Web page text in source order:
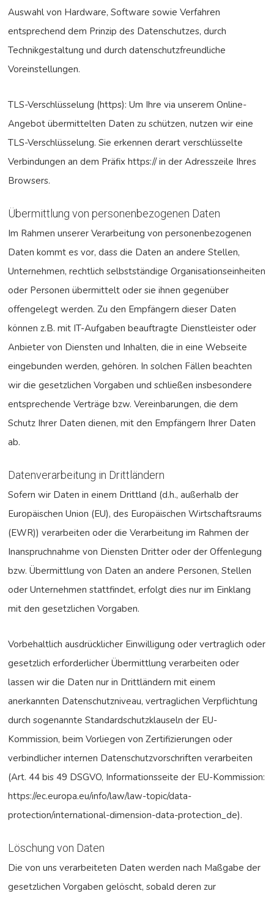
Auswahl von Hardware, Software sowie Verfahren
entsprechend dem Prinzip des Datenschutzes, durch
Technikgestaltung und durch datenschutzfreundliche
Voreinstellungen.
TLS-Verschlüsselung (https): Um Ihre via unserem Online-
Angebot übermittelten Daten zu schützen, nutzen wir eine
TLS-Verschlüsselung. Sie erkennen derart verschlüsselte
Verbindungen an dem Präfix https:// in der Adresszeile Ihres
Browsers.
Übermittlung von personenbezogenen Daten
Im Rahmen unserer Verarbeitung von personenbezogenen
Daten kommt es vor, dass die Daten an andere Stellen,
Unternehmen, rechtlich selbstständige Organisationseinheiten
oder Personen übermittelt oder sie ihnen gegenüber
offengelegt werden. Zu den Empfängern dieser Daten
können z.B. mit IT-Aufgaben beauftragte Dienstleister oder
Anbieter von Diensten und Inhalten, die in eine Webseite
eingebunden werden, gehören. In solchen Fällen beachten
wir die gesetzlichen Vorgaben und schließen insbesondere
entsprechende Verträge bzw. Vereinbarungen, die dem
Schutz Ihrer Daten dienen, mit den Empfängern Ihrer Daten
ab.
Datenverarbeitung in Drittländern
Sofern wir Daten in einem Drittland (d.h., außerhalb der
Europäischen Union (EU), des Europäischen Wirtschaftsraums
(EWR)) verarbeiten oder die Verarbeitung im Rahmen der
Inanspruchnahme von Diensten Dritter oder der Offenlegung
bzw. Übermittlung von Daten an andere Personen, Stellen
oder Unternehmen stattfindet, erfolgt dies nur im Einklang
mit den gesetzlichen Vorgaben.
Vorbehaltlich ausdrücklicher Einwilligung oder vertraglich oder
gesetzlich erforderlicher Übermittlung verarbeiten oder
lassen wir die Daten nur in Drittländern mit einem
anerkannten Datenschutzniveau, vertraglichen Verpflichtung
durch sogenannte Standardschutzklauseln der EU-
Kommission, beim Vorliegen von Zertifizierungen oder
verbindlicher internen Datenschutzvorschriften verarbeiten
(Art. 44 bis 49 DSGVO, Informationsseite der EU-Kommission:
https://ec.europa.eu/info/law/law-topic/data-
protection/international-dimension-data-protection_de).
Löschung von Daten
Die von uns verarbeiteten Daten werden nach Maßgabe der
gesetzlichen Vorgaben gelöscht, sobald deren zur